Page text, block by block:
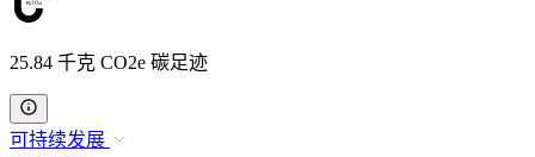
25.84 千克 CO2e 碳足迹
可持续发展